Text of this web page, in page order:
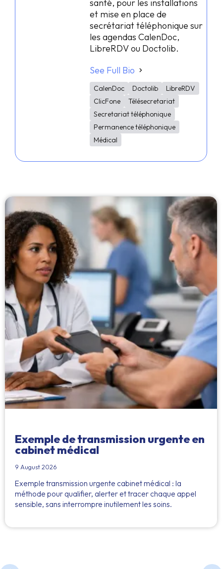
santé, pour les installations
et mise en place de
secrétariat téléphonique sur
les agendas CalenDoc,
LibreRDV ou Doctolib.
See Full Bio
CalenDoc Doctolib
LibreRDV
ClicFone
Télésecretariat
Secretariat téléphonique
Permanence téléphonique
Médical
Exemple de transmission urgente en
cabinet médical
9 August 2026
Exemple transmission urgente cabinet médical : la
méthode pour qualifier, alerter et tracer chaque appel
sensible, sans interrompre inutilement les soins.